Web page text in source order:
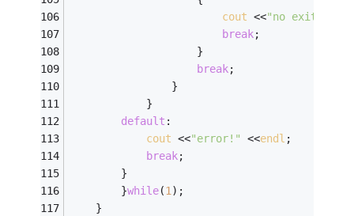
cout <<"no
break;
					}
break;
				}
			}
default :
cout <<"error!" <<endl ;
break;
		}
		}
while(1);
	}